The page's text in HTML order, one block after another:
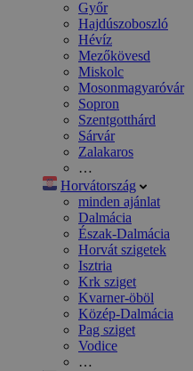
Győr
Hajdúszoboszló
Hévíz
Mezőkövesd
Miskolc
Mosonmagyaróvár
Sopron
Szentgotthárd
Sárvár
Zalakaros
…
Horvátország
minden ajánlat
Dalmácia
Észak-Dalmácia
Horvát szigetek
Isztria
Krk sziget
Kvarner-öböl
Közép-Dalmácia
Pag sziget
Vodice
…